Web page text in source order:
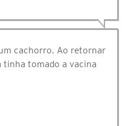
cachorro. Ao retornar
tinha tomado a vacina